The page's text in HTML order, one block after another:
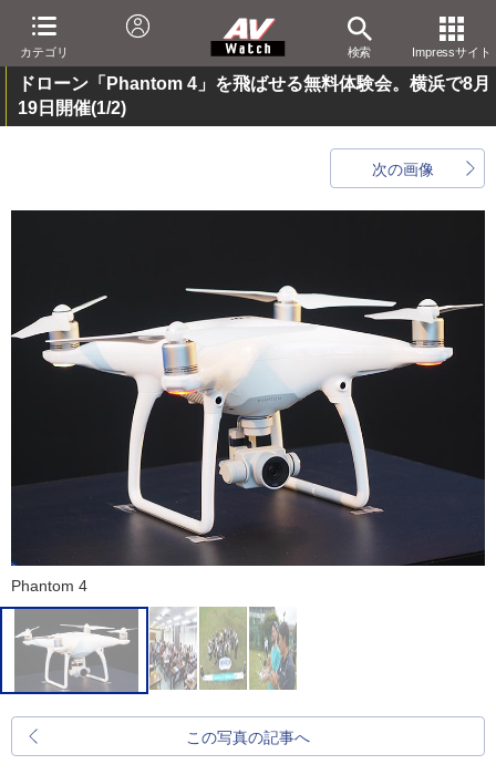
カテゴリ 検索 Impressサイト
ドローン「Phantom 4」を飛ばせる無料体験会。横浜で8月
19日開催(1/2)
次の画像
Phantom 4
この写真の記事へ